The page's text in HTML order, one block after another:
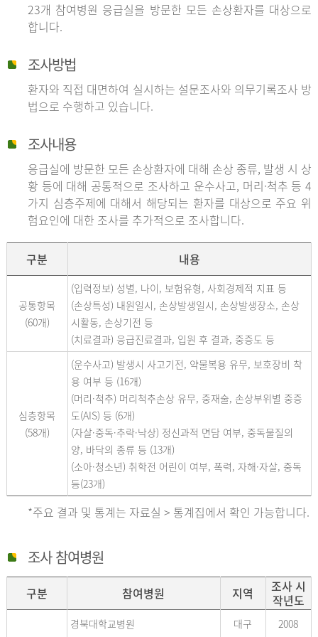
23개 참여병원 응급실을 방문한 모든 손상환자를 대상으로
합니다.
조사방법
환자와 직접 대면하여 실시하는 설문조사와 의무기록조사 방
법으로 수행하고 있습니다.
조사내용
응급실에 방문한 모든 손상환자에 대해 손상 종류, 발생 시 상
황 등에 대해 공통적으로 조사하고 운수사고, 머리·척추 등 4
가지 심층주제에 대해서 해당되는 환자를 대상으로 주요 위
험요인에 대한 조사를 추가적으로 조사합니다.
구분 내용
공통항목
(60개)
(입력정보) 성별, 나이, 보험유형, 사회경제적 지표 등
(손상특성) 내원일시, 손상발생일시, 손상발생장소, 손상
시활동, 손상기전 등
(치료결과) 응급진료결과, 입원 후 결과, 중증도 등
심층항목
(58개)
(운수사고) 발생시 사고기전, 약물복용 유무, 보호장비 착
용 여부 등 (16개)
(머리·척추) 머리척추손상 유무, 중재술, 손상부위별 중증
도(AIS) 등 (6개)
(자살·중독·추락·낙상) 정신과적 면담 여부, 중독물질의
양, 바닥의 종류 등 (13개)
(소아·청소년) 취학전 어린이 여부, 폭력, 자해·자살, 중독
등(23개)
*주요 결과 및 통계는 자료실 > 통계집에서 확인 가능합니다.
조사 참여병원
구분 참여병원 지역
조사 시
작년도
경북대학교병원 대구
2008